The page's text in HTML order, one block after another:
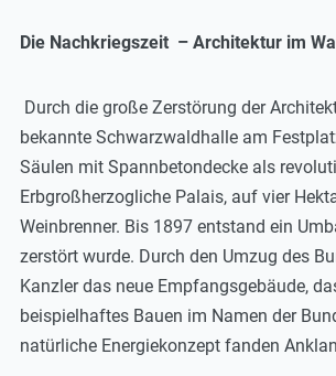
Die Nachkriegszeit – Architektur im
Durch die große Zerstörung der
bekannte Schwarzwaldhalle am
Säulen mit Spannbetondecke als
Erbgroßherzogliche Palais, auf vier
Weinbrenner. Bis 1897 entstand ein
zerstört wurde. Durch den Umzug des
Kanzler das neue Empfangsgebäude,
beispielhaftes Bauen im Namen der
natürliche Energiekonzept fanden